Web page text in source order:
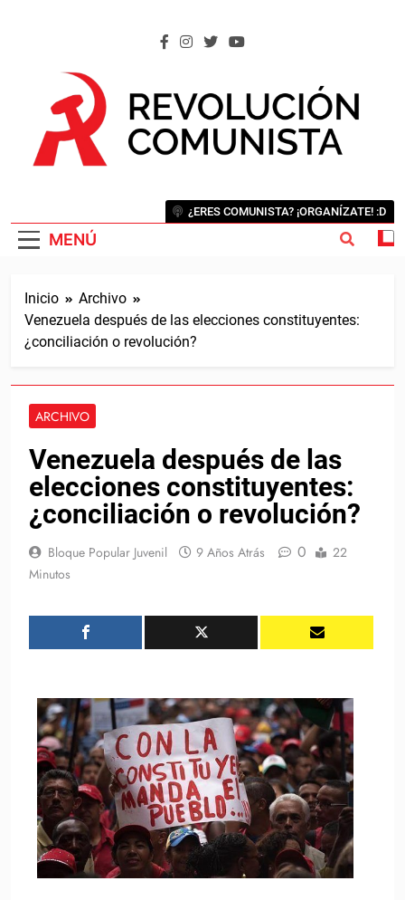
MENÚ
¿ERES COMUNISTA? ¡ORGANÍZATE! :D
Inicio
Archivo
Venezuela después de las elecciones constituyentes:
¿conciliación o revolución?
ARCHIVO
Venezuela después de las
elecciones constituyentes:
¿conciliación o revolución?
Bloque Popular Juvenil 9 Años Atrás 0
22
Minutos